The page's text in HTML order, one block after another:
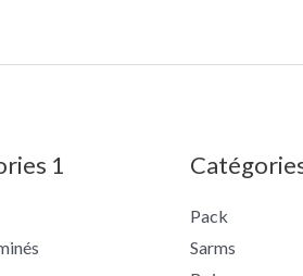
1
Pack
Sarms